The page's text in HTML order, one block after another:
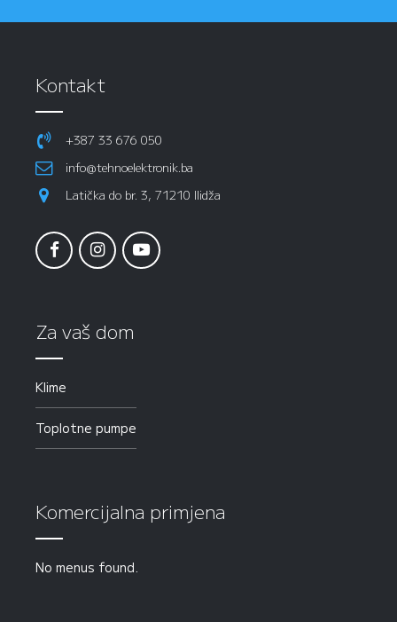
Kontakt
+387 33 676 050
info@tehnoelektronik.ba
Latička do br. 3, 71210 Ilidža
Za vaš dom
Klime
Toplotne pumpe
Komercijalna primjena
No menus found.